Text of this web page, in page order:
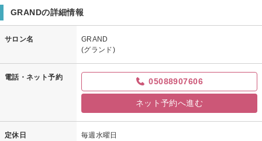
GRANDの詳細情報
サロン名
GRAND
(グランド)
電話・ネット予約 05088907606
ネット予約へ進む
定休日 毎週水曜日